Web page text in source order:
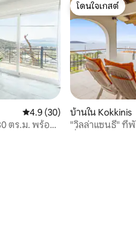
คะแนนเฉลี่ย 4.9 จาก 5, 30 รีวิว
4.9 (30)
ตร.ม. พร้อม
โดนใจเกสต์
โดนใจเกสต์
บ้านใน Kokkinis
"วิลล่าแซนธี" ที่